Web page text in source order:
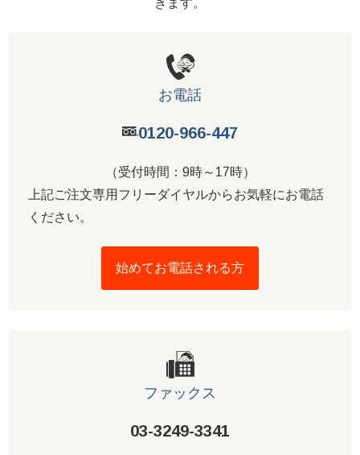
お電話
0120-966-447
（受付時間：9時～17時）
上記ご注文専用フリーダイヤルからお気軽にお電話
ください。
始めてお電話される方
ファックス
03-3249-3341